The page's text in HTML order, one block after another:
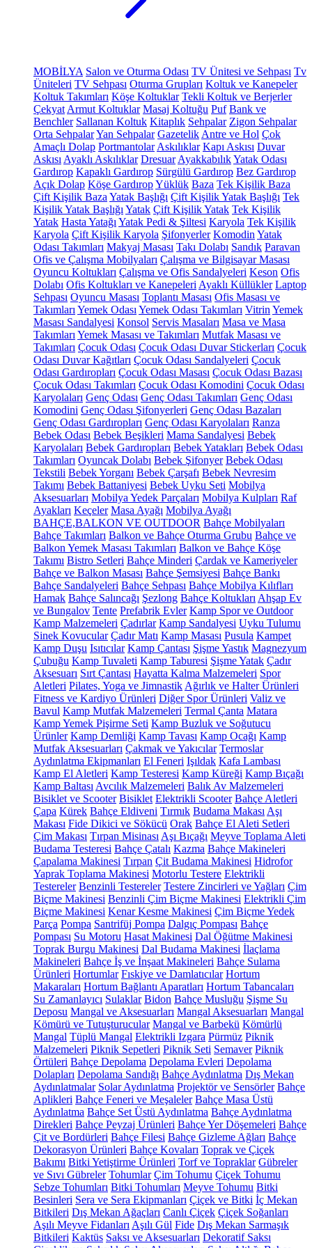
MOBİLYA Salon ve Oturma Odası TV Ünitesi ve Sehpası Tv
Üniteleri TV Sehpası Oturma Grupları Koltuk ve Kanepeler
Koltuk Takımları Köşe Koltuklar Tekli Koltuk ve Berjerler
Çekyat Armut Koltuklar Masaj Koltuğu Puf Bank ve
Benchler Sallanan Koltuk Kitaplık Sehpalar Zigon Sehpalar
Orta SehpalarYan Sehpalar Gazetelik Antre ve Hol Çok
Amaçlı Dolap Portmantolar Askılıklar Kapı Askısı Duvar
Askısı Ayaklı Askılıklar Dresuar AyakkabılıkYatak Odası
Gardırop Kapaklı Gardırop Sürgülü Gardırop Bez Gardırop
Açık Dolap Köşe GardıropYüklük Baza Tek Kişilik Baza
Çift Kişilik Baza Yatak Başlığı Çift Kişilik Yatak Başlığı Tek
Kişilik Yatak Başlığı Yatak Çift Kişilik Yatak Tek Kişilik
Yatak Hasta Yatağı Yatak Pedi & Şiltesi Karyola Tek Kişilik
Karyola Çift Kişilik Karyola Şifonyerler Komodin Yatak
Odası Takımları Makyaj Masası Takı Dolabı Sandık Paravan
Ofis ve Çalışma Mobilyaları Çalışma ve Bilgisayar Masası
Oyuncu Koltukları Çalışma ve Ofis Sandalyeleri Keson Ofis
Dolabı Ofis Koltukları ve Kanepeleri Ayaklı Küllükler Laptop
Sehpası Oyuncu Masası Toplantı Masası Ofis Masası ve
Takımları Yemek Odası Yemek Odası Takımları Vitrin Yemek
Masası Sandalyesi Konsol Servis Masaları Masa ve Masa
Takımları Yemek Masası ve Takımları Mutfak Masası ve
Takımları Çocuk Odası Çocuk Odası Duvar Stickerları Çocuk
Odası Duvar Kağıtları Çocuk Odası Sandalyeleri Çocuk
Odası Gardıropları Çocuk Odası Masası Çocuk Odası Bazası
Çocuk Odası Takımları Çocuk Odası Komodini Çocuk Odası
Karyolaları Genç Odası Genç Odası Takımları Genç Odası
Komodini Genç Odası Şifonyerleri Genç Odası Bazaları
Genç Odası Gardıropları Genç Odası Karyolaları Ranza
Bebek Odası Bebek Beşikleri Mama Sandalyesi Bebek
Karyolaları Bebek Gardıropları Bebek Yatakları Bebek Odası
Takımları Oyuncak Dolabı Bebek Şifonyer Bebek Odası
Tekstili Bebek Yorganı Bebek Çarşafı Bebek Nevresim
Takımı Bebek Battaniyesi Bebek Uyku Seti Mobilya
Aksesuarları Mobilya Yedek Parçaları Mobilya Kulpları Raf
Ayakları Keçeler Masa Ayağı Mobilya Ayağı
BAHÇE,BALKON VE OUTDOOR Bahçe Mobilyaları
Bahçe Takımları Balkon ve Bahçe Oturma Grubu Bahçe ve
Balkon Yemek Masası Takımları Balkon ve Bahçe Köşe
Takımı Bistro Setleri Bahçe Minderi Çardak ve Kameriyeler
Bahçe ve Balkon Masası Bahçe Şemsiyesi Bahçe Bankı
Bahçe Sandalyeleri Bahçe Sehpası Bahçe Mobilya Kılıfları
Hamak Bahçe Salıncağı Şezlong Bahçe Koltukları Ahşap Ev
ve Bungalov Tente Prefabrik Evler Kamp Spor ve Outdoor
Kamp Malzemeleri Çadırlar Kamp Sandalyesi Uyku Tulumu
Sinek Kovucular Çadır Matı Kamp Masası Pusula Kampet
Kamp Duşu Isıtıcılar Kamp Çantası Şişme Yastık Magnezyum
Çubuğu Kamp Tuvaleti Kamp Taburesi Şişme Yatak Çadır
Aksesuarı Sırt Çantası Hayatta Kalma Malzemeleri Spor
Aletleri Pilates, Yoga ve Jimnastik Ağırlık ve Halter Ürünleri
Fitness ve Kardiyo Ürünleri Diğer Spor Ürünleri Valiz ve
Bavul Kamp Mutfak Malzemeleri Termal Çanta Matara
Kamp Yemek Pişirme Seti Kamp Buzluk ve Soğutucu
Ürünler Kamp Demliği Kamp Tavası Kamp Ocağı Kamp
Mutfak Aksesuarları Çakmak ve Yakıcılar Termoslar
Aydınlatma Ekipmanları El Feneri Işıldak Kafa Lambası
Kamp El Aletleri Kamp Testeresi Kamp Küreği Kamp Bıçağı
Kamp Baltası Avcılık Malzemeleri Balık Av Malzemeleri
Bisiklet ve Scooter Bisiklet Elektrikli Scooter Bahçe Aletleri
Çapa Kürek Bahçe Eldiveni Tırmık Budama Makası Aşı
Makası Fide Dikici ve Sökücü Orak Bahçe El Aleti Setleri
Çim Makası Tırpan Misinası Aşı Bıçağı Meyve Toplama Aleti
Budama Testeresi Bahçe Çatalı Kazma Bahçe Makineleri
Çapalama Makinesi Tırpan Çit Budama Makinesi Hidrofor
Yaprak Toplama Makinesi Motorlu Testere Elektrikli
Testereler Benzinli Testereler Testere Zincirleri ve Yağları Çim
Biçme Makinesi Benzinli Çim Biçme Makinesi Elektrikli Çim
Biçme Makinesi Kenar Kesme Makinesi Çim Biçme Yedek
Parça Pompa Santrifüj Pompa Dalgıç Pompası Bahçe
Pompası Su Motoru Hasat Makinesi Dal Öğütme Makinesi
Toprak Burgu Makinesi Dal Budama Makinesi İlaçlama
Makineleri Bahçe İş ve İnşaat Makineleri Bahçe Sulama
Ürünleri Hortumlar Fıskiye ve Damlatıcılar Hortum
Makaraları Hortum Bağlantı Aparatları Hortum Tabancaları
Su Zamanlayıcı Sulaklar Bidon Bahçe Musluğu Şişme Su
Deposu Mangal ve Aksesuarları Mangal Aksesuarları Mangal
Kömürü ve Tutuşturucular Mangal ve Barbekü Kömürlü
Mangal Tüplü Mangal Elektrikli Izgara Pürmüz Piknik
Malzemeleri Piknik Sepetleri Piknik Seti Semaver Piknik
Örtüleri Bahçe Depolama Depolama Evleri Depolama
Dolapları Depolama Sandığı Bahçe Aydınlatma Dış Mekan
Aydınlatmalar Solar Aydınlatma Projektör ve Sensörler Bahçe
Aplikleri Bahçe Feneri ve Meşaleler Bahçe Masa Üstü
Aydınlatma Bahçe Set Üstü Aydınlatma Bahçe Aydınlatma
Direkleri Bahçe Peyzaj Ürünleri Bahçe Yer Döşemeleri Bahçe
Çit ve Bordürleri Bahçe Filesi Bahçe Gizleme Ağları Bahçe
Dekorasyon Ürünleri Bahçe Kovaları Toprak ve Çiçek
Bakımı Bitki Yetiştirme Ürünleri Torf ve Topraklar Gübreler
ve Sıvı Gübreler Tohumlar Çim Tohumu Çiçek Tohumu
Sebze Tohumları Bitki Tohumları Meyve Tohumu Bitki
Besinleri Sera ve Sera Ekipmanları Çiçek ve Bitki İç Mekan
Bitkileri Dış Mekan Ağaçları Canlı Çiçek Çiçek Soğanları
Aşılı Meyve Fidanları Aşılı Gül Fide Dış Mekan Sarmaşık
Bitkileri Kaktüs Saksı ve Aksesuarları Dekoratif Saksı